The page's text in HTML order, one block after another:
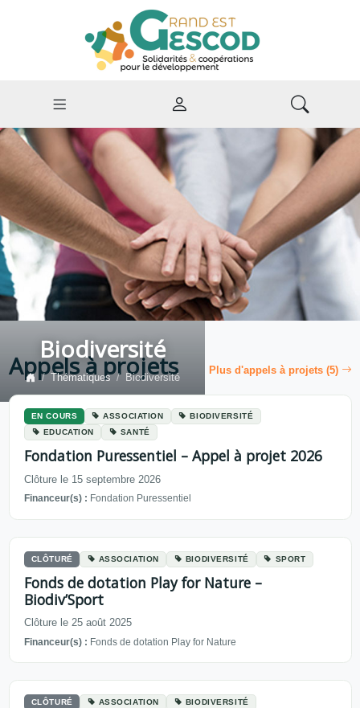
Biodiversité
Thématiques Biodiversité
Appels à projets Plus d'appels à projets (5)
EN COURS ASSOCIATION
BIODIVERSITÉ
EDUCATION
SANTÉ
Fondation Puressentiel – Appel à projet 2026
Clôture le 15 septembre 2026
Financeur(s) : Fondation Puressentiel
CLÔTURÉ ASSOCIATION BIODIVERSITÉ SPORT
Fonds de dotation Play for Nature –
Biodiv’Sport
Clôture le 25 août 2025
Financeur(s) : Fonds de dotation Play for Nature
CLÔTURÉ ASSOCIATION BIODIVERSITÉ